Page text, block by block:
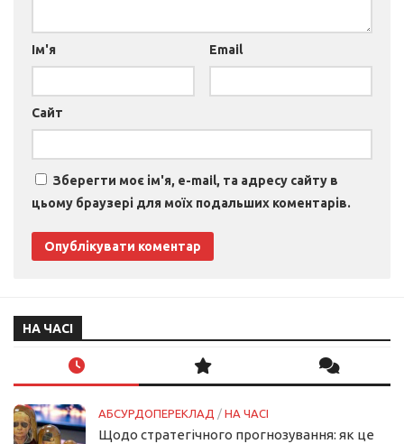
Ім'я Email
Сайт
Зберегти моє ім'я, e-mail, та адресу сайту в
цьому браузері для моїх подальших коментарів.
НА ЧАСІ
АБСУРДОПЕРЕКЛАД / НА ЧАСІ
Щодо стратегічного прогнозування: як це